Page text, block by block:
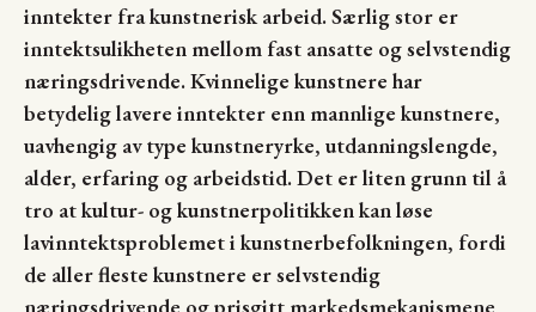
inntekter fra kunstnerisk arbeid. Særlig stor er
inntektsulikheten mellom fast ansatte og selvstendig
næringsdrivende. Kvinnelige kunstnere har
betydelig lavere inntekter enn mannlige kunstnere,
uavhengig av type kunstneryrke, utdanningslengde,
alder, erfaring og arbeidstid. Det er liten grunn til å
tro at kultur- og kunstnerpolitikken kan løse
lavinntektsproblemet i kunstnerbefolkningen, fordi
de aller fleste kunstnere er selvstendig